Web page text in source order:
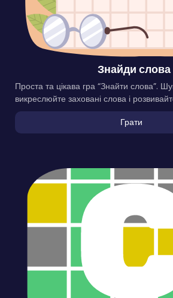
Знайди слова
Проста та цікава гра “Знайти слова”.
викреслюйте заховані слова і
Грати